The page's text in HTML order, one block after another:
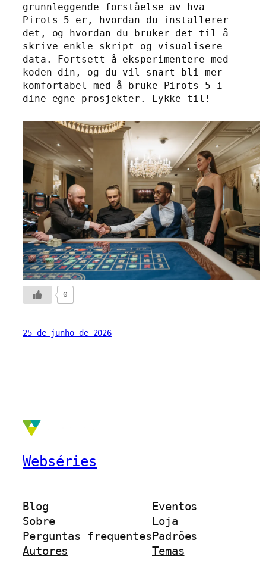
grunnleggende forståelse av hva
Pirots 5 er, hvordan du installerer
det, og hvordan du bruker det til å
skrive enkle skript og visualisere
data. Fortsett å eksperimentere med
koden din, og du vil snart bli mer
komfortabel med å bruke Pirots 5 i
dine egne prosjekter. Lykke til!
0
25 de junho de 2026
Webséries
Blog
Sobre
Perguntas frequentes
Autores
Eventos
Loja
Padrões
Temas